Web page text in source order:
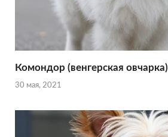
Комондор (венгерская овчарка)
30 мая, 2021